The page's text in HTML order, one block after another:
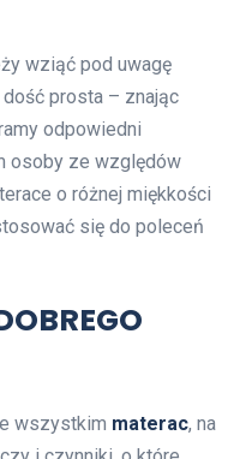
wziąć pod uwagę
prosta – znając
odpowiedni
osoby ze względów
o różnej miękkości
się do poleceń
wszystkim materac, na